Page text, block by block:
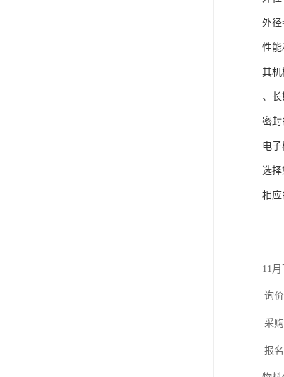
外径
性能
其机
、
密封
电
选择
相应
11月
询
采
报